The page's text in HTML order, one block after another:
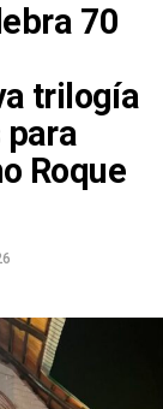
70
trilogía
para
Roque